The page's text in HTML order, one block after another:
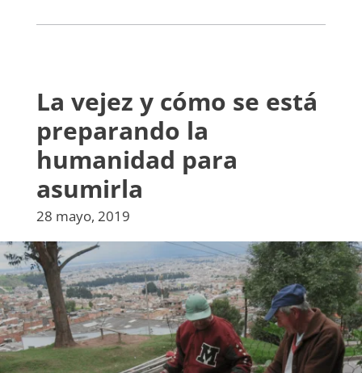
La vejez y cómo se está
preparando la
humanidad para
asumirla
28 mayo, 2019